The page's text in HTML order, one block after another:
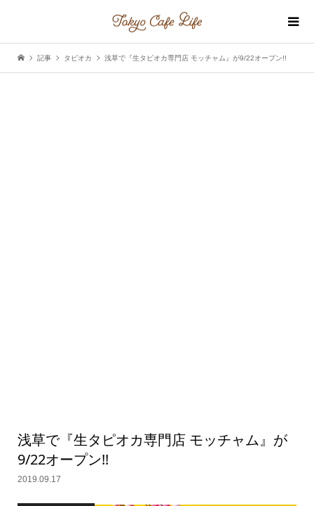
記事 タピオカ 浅草で『生タピオカ専門店 モッチャム』が9/22オープン!!
浅草で『生タピオカ専門店 モッチャム』が
9/22オープン!!
2019.09.17